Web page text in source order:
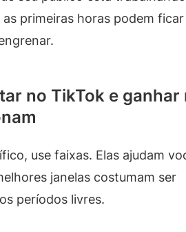
primeiras horas podem
no TikTok e ganhar
use faixas. Elas ajudam
janelas costumam ser
períodos livres.